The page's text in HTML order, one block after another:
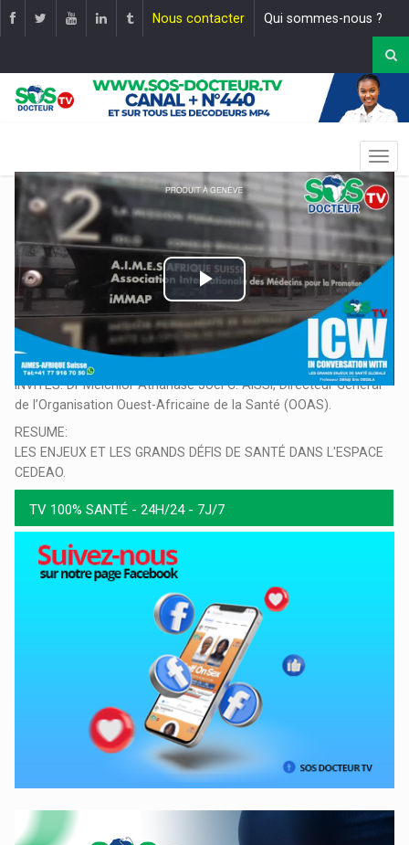
Nous contacter Qui sommes-nous ?
Play
Video
EMISSION: LES ENJEUX ET LES GRANDS DÉFIS DE SANTÉ DANS
L'ESPACE CEDEAO. |
18 juin 2024
INVITES: Dr Melchior Athanase Joël C. AISSI, Directeur Général
de l’Organisation Ouest-Africaine de la Santé (OOAS).
RESUME:
LES ENJEUX ET LES GRANDS DÉFIS DE SANTÉ DANS L'ESPACE
CEDEAO.
TV 100% SANTÉ - 24H/24 - 7J/7